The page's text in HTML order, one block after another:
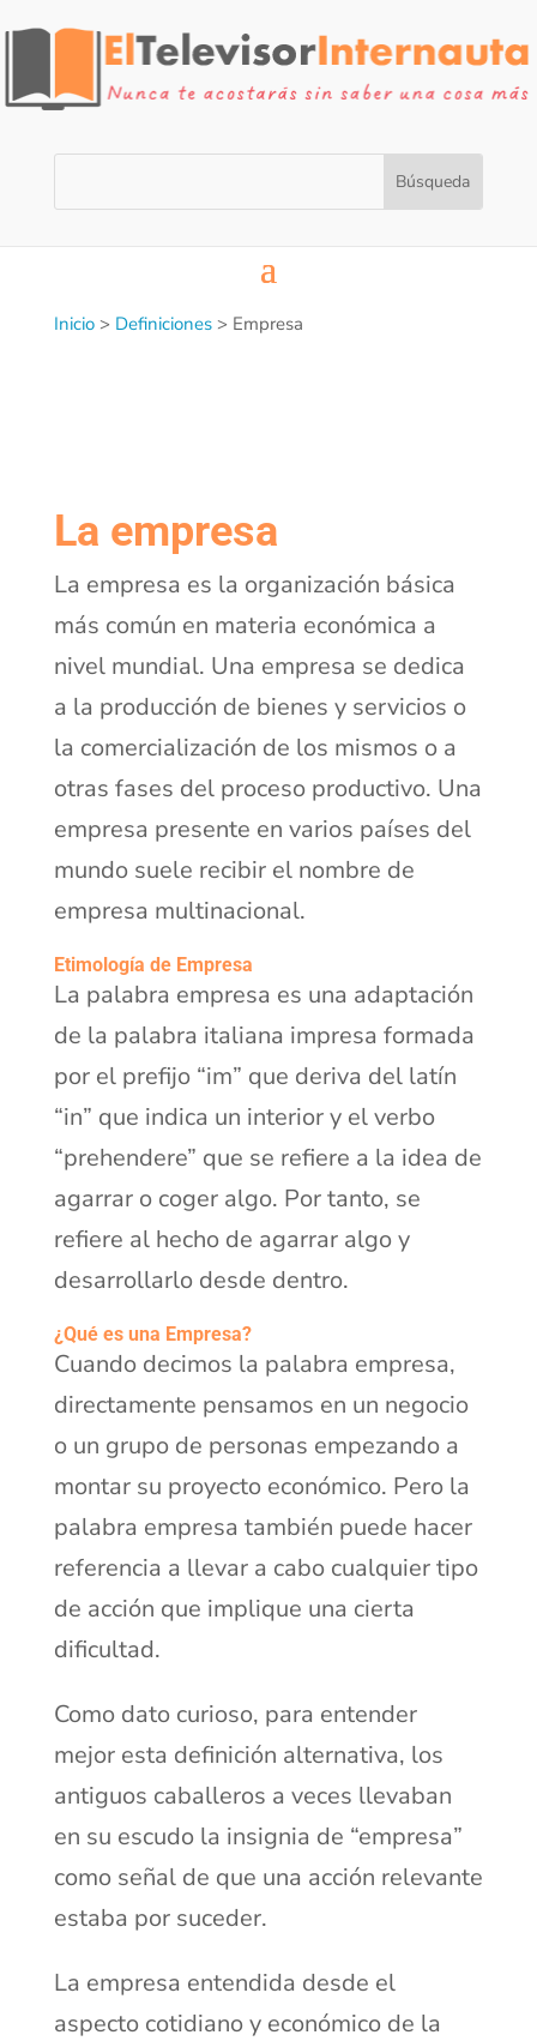
Inicio> Definiciones> Empresa
La empresa
La empresa es la organización básica
más común en materia económica a
nivel mundial. Una empresa se dedica
a la producción de bienes y servicios o
la comercialización de los mismos o a
otras fases del proceso productivo. Una
empresa presente en varios países del
mundo suele recibir el nombre de
empresa multinacional.
Etimología de Empresa
La palabra empresa es una adaptación
de la palabra italiana impresa formada
por el prefijo “im” que deriva del latín
“in” que indica un interior y el verbo
“prehendere” que se refiere a la idea de
agarrar o coger algo. Por tanto, se
refiere al hecho de agarrar algo y
desarrollarlo desde dentro.
¿Qué es una Empresa?
Cuando decimos la palabra empresa,
directamente pensamos en un negocio
o un grupo de personas empezando a
montar su proyecto económico. Pero la
palabra empresa también puede hacer
referencia a llevar a cabo cualquier tipo
de acción que implique una cierta
dificultad.
Como dato curioso, para entender
mejor esta definición alternativa, los
antiguos caballeros a veces llevaban
en su escudo la insignia de “empresa”
como señal de que una acción relevante
estaba por suceder.
La empresa entendida desde el
aspecto cotidiano y económico de la